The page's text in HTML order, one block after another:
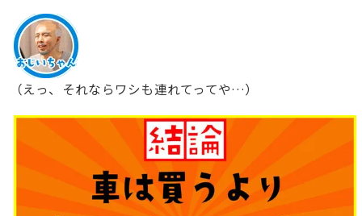
（えっ、それならワシも連れてってや…）